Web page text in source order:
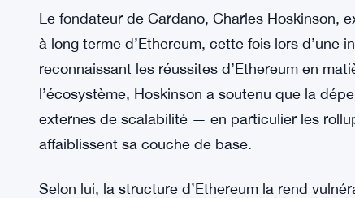
Le fondateur de Cardano, Charles Hoskinson,
à long terme d’Ethereum, cette fois lors d’une
reconnaissant les réussites d’Ethereum en
l’écosystème, Hoskinson a soutenu que la
externes de scalabilité — en particulier les
affaiblissent sa couche de base.
Selon lui, la structure d’Ethereum la rend